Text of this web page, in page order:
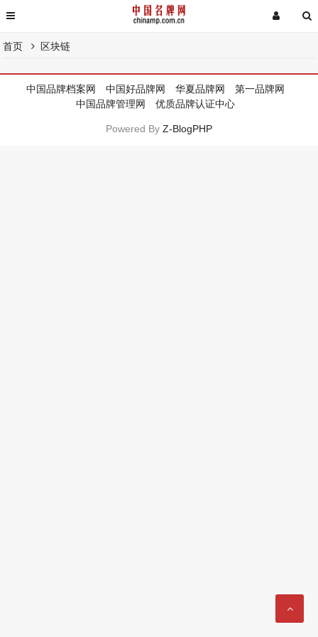
首页 区块链
中国品牌档案网 中国好品牌网 华夏品牌网
第一品牌网
中国品牌管理网
优质品牌认证中心
Powered By Z-BlogPHP